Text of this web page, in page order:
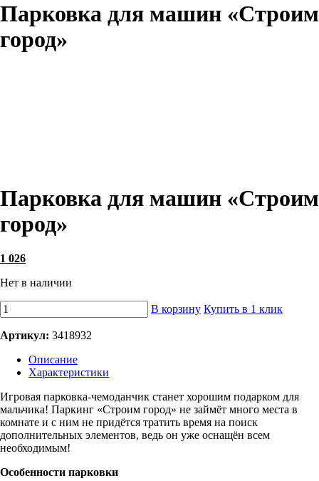
Парковка для машин «Строим
город»
Парковка для машин «Строим
город»
1 026
Нет в наличии
В корзину Купить в 1 клик
Артикул: 3418932
Описание
Характеристики
Игровая парковка-чемоданчик станет хорошим подарком для
мальчика! Паркинг «Строим город» не займёт много места в
комнате и с ним не придётся тратить время на поиск
дополнительных элементов, ведь он уже оснащён всем
необходимым!
Особенности парковки